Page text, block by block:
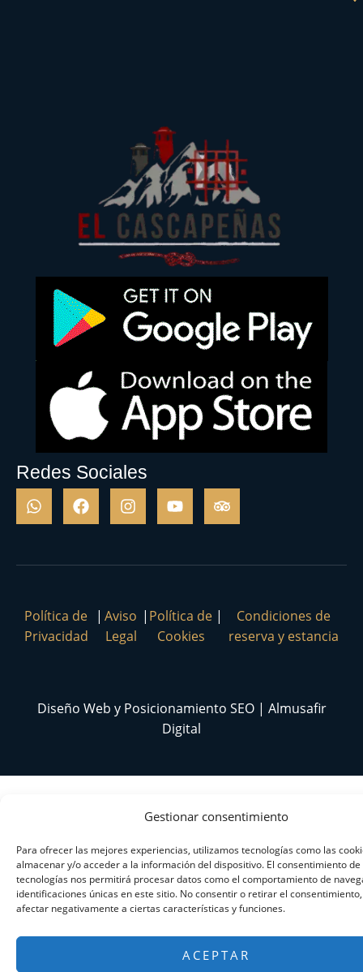
Gestionar consentimiento
Para ofrecer las mejores experiencias, utilizamos tecnologías como las
almacenar y/o acceder a la información del dispositivo. El consentimiento de
tecnologías nos permitirá procesar datos como el comportamiento de
identificaciones únicas en este sitio. No consentir o retirar el
afectar negativamente a ciertas características y funciones.
ACEPTAR
Redes Sociales
Política de
Privacidad
| Aviso
Legal
| Política de
Cookies
|
Condiciones de
reserva y estancia
Diseño Web y Posicionamiento SEO | Almusafir
Digital